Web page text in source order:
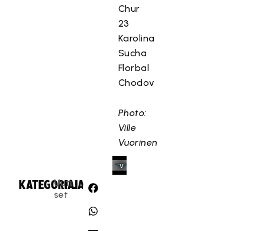
Chur
23
Karolina
Sucha
Florbal
Chodov
Photo:
Ville
Vuorinen
t
y
,
k
o
k
a
s
v
KATEGORIA:
Uuti
set
JAA: